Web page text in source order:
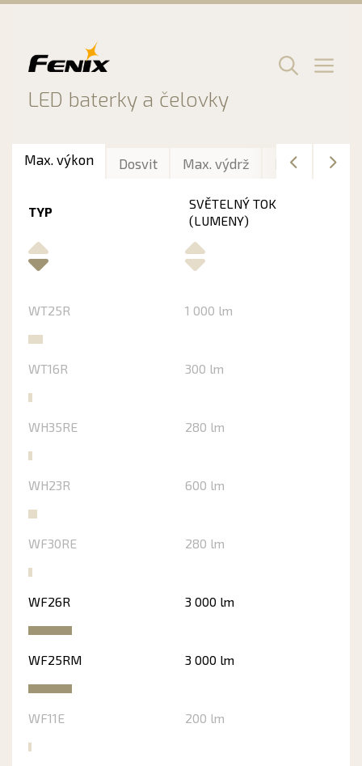
LED baterky a čelovky
Menu
Max. výkon Dosvit Max. výdrž Délka
TYP
SVĚTELNÝ TOK
(LUMENY)
WT25R 1 000 lm
WT16R 300 lm
WH35RE 280 lm
WH23R 600 lm
WF30RE 280 lm
WF26R 3 000 lm
WF25RM 3 000 lm
WF11E 200 lm